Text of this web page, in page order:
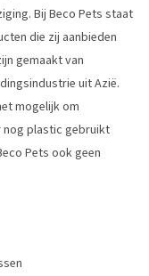
Bij Beco Pets staat
die zij aanbieden
gemaakt van
uit Azië.
mogelijk om
nog plastic gebruikt
Pets ook geen